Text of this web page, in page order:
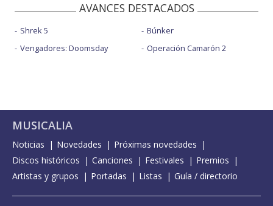
AVANCES DESTACADOS
Shrek 5
Vengadores: Doomsday
Búnker
Operación Camarón 2
MUSICALIA
Noticias Novedades
Próximas novedades
Discos históricos
Canciones Festivales
Premios
Artistas y grupos
Portadas Listas Guía / directorio